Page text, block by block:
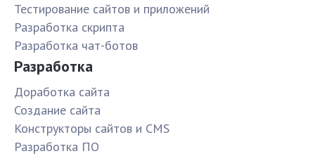
Тестирование сайтов и приложений
Разработка скрипта
Разработка чат-ботов
Разработка
Доработка сайта
Создание сайта
Конструкторы сайтов и CMS
Разработка ПО